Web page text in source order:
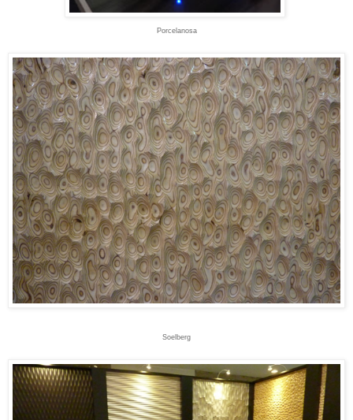
Porcelanosa
Soelberg